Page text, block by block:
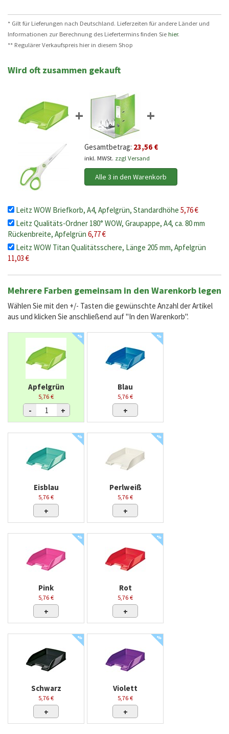
* Gilt für Lieferungen nach Deutschland. Lieferzeiten für andere Länder und
Informationen zur Berechnung des Liefertermins finden Siehier.
** Regulärer Verkaufspreis hier in diesem Shop
Wird oft zusammen gekauft
+ +
Gesamtbetrag: 23,56 €
inkl. MWSt. zzgl Versand
Alle 3 in den Warenkorb
Leitz WOW Briefkorb, A4, Apfelgrün, Standardhöhe 5,76 €
Leitz Qualitäts-Ordner 180° WOW, Graupappe, A4, ca. 80 mm
Rückenbreite, Apfelgrün 6,77 €
Leitz WOW Titan Qualitätsschere, Länge 205 mm, Apfelgrün
11,03 €
Mehrere Farben gemeinsam in den Warenkorb legen
Wählen Sie mit den +/- Tasten die gewünschte Anzahl der Artikel
aus und klicken Sie anschließend auf "In den Warenkorb".
%
Apfelgrün
5,76 €
- +
%
Blau
5,76 €
+
%
Eisblau
5,76 €
+
%
Perlweiß
5,76 €
+
%
Pink
5,76 €
+
%
Rot
5,76 €
+
%
Schwarz
5,76 €
+
%
Violett
5,76 €
+